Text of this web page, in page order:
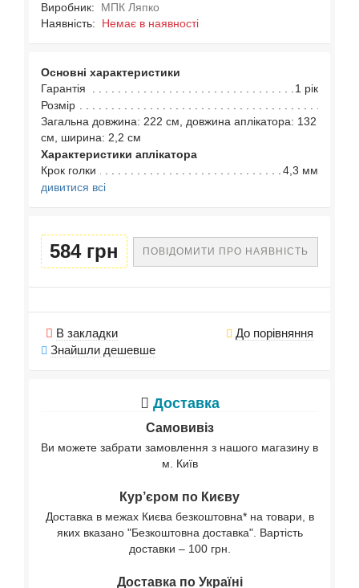
Виробник:
МПК Ляпко
Наявність: Немає в наявності
Основні характеристики
Гарантія
1 рік
Розмір
Загальна довжина: 222 см, довжина аплікатора: 132
см, ширина: 2,2 см
Характеристики аплікатора
Крок голки
4,3 мм
дивитися всі
584 грн ПОВІДОМИТИ ПРО НАЯВНІСТЬ
В закладки
До порівняння
Знайшли дешевше
Доставка
Самовивіз
Ви можете забрати замовлення з нашого магазину в
м. Київ
Кур’єром по Києву
Доставка в межах Києва безкоштовна* на товари, в
яких вказано "Безкоштовна доставка". Вартість
доставки – 100 грн.
Доставка по Україні